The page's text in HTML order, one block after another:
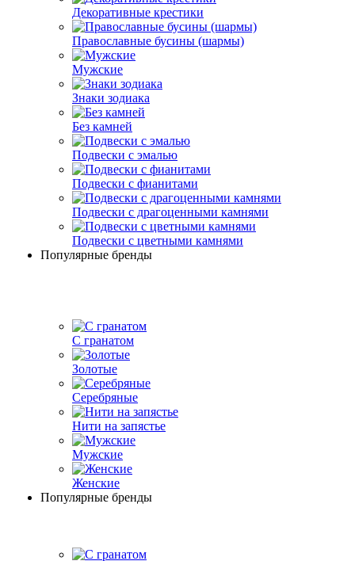
Декоративные крестики
Православные бусины (шармы)
Мужские
Знаки зодиака
Без камней
Подвески с эмалью
Подвески с фианитами
Подвески с драгоценными камнями
Подвески с цветными камнями
Популярные бренды
С гранатом
Золотые
Серебряные
Нити на запястье
Мужские
Женские
Популярные бренды